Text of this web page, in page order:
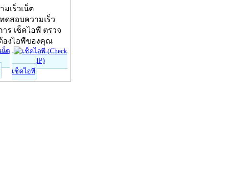
มเร็วเน็ต
ทดสอบความเร็ว
ร เช็คไอพี ตรวจ
องไอพีของคุณ
เช็คไอพี